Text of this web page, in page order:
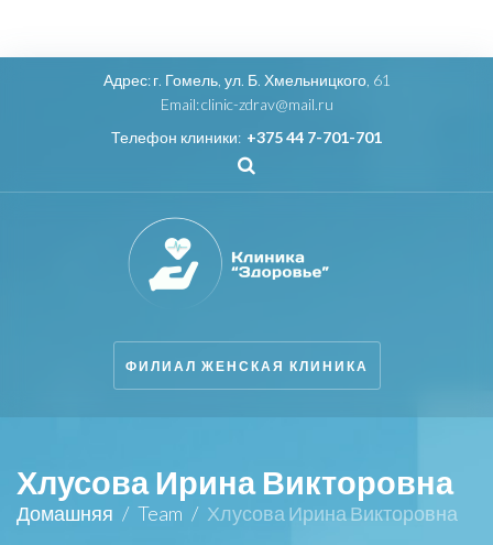
Адрес: г. Гомель, ул. Б. Хмельницкого, 61
Email:clinic-zdrav@mail.ru
Телефон клиники: +375 44 7-701-701
ФИЛИАЛ ЖЕНСКАЯ КЛИНИКА
Хлусова Ирина Викторовна
Домашняя / Team / Хлусова Ирина Викторовна